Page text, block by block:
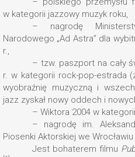
w kategorii jazzowy muzyk roku,
– nagrodę
Narodowego „Ad Astra” dla
r.,
– tzw. paszport na cały
r. w kategorii rock-pop-estrada
wyobraźnię muzyczną i
jazz zyskał nowy oddech i
– Wiktora 2004 w
– nagrodę im.
Piosenki Aktorskiej we Wrocławiu
Jest bohaterem filmu